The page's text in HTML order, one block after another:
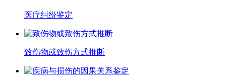
医疗纠纷鉴定
致伤物或致伤方式推断